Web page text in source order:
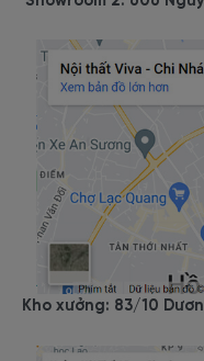
Kho xưởng: 83/10